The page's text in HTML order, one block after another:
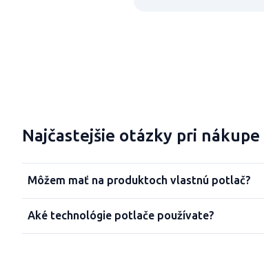
Najčastejšie otázky pri nákupe
Môžem mať na produktoch vlastnú potlač?
Aké technológie potlače používate?